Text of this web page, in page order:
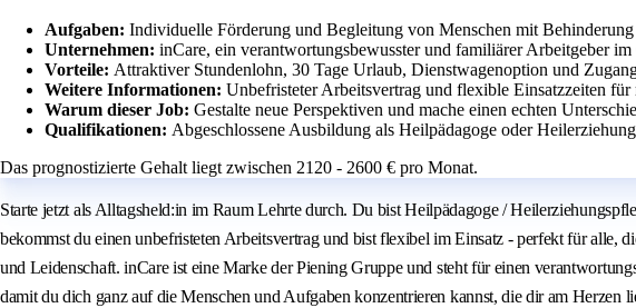
Aufgaben: Individuelle Förderung und Begleitung von Menschen mit
Unternehmen: inCare, ein verantwortungsbewusster und familiärer Arbeitgeber
Vorteile: Attraktiver Stundenlohn, 30 Tage Urlaub, Dienstwagenoption und
Weitere Informationen: Unbefristeter Arbeitsvertrag und flexible Einsatzzeiten
Warum dieser Job: Gestalte neue Perspektiven und mache einen echten
Qualifikationen: Abgeschlossene Ausbildung als Heilpädagoge oder
Das prognostizierte Gehalt liegt zwischen 2120 - 2600 € pro Monat.
Starte jetzt als Alltagsheld:in im Raum Lehrte durch. Du bist Heilpädagoge /
bekommst du einen unbefristeten Arbeitsvertrag und bist flexibel im Einsatz - perfekt für alle,
und Leidenschaft. inCare ist eine Marke der Piening Gruppe und steht für einen
damit du dich ganz auf die Menschen und Aufgaben konzentrieren kannst, die dir am Herzen